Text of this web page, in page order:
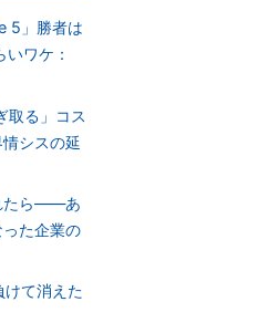
5」勝者は
ワケ：
取る」コス
シスの延
たら――あ
た企業の
て消えた